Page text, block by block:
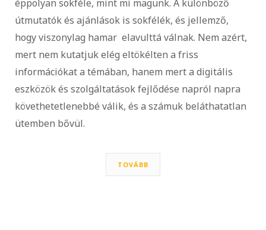
éppolyan sokféle, mint mi magunk. A különböző
útmutatók és ajánlások is sokfélék, és jellemző,
hogy viszonylag hamar elavulttá válnak. Nem azért,
mert nem kutatjuk elég eltökélten a friss
információkat a témában, hanem mert a digitális
eszközök és szolgáltatások fejlődése napról napra
követhetetlenebbé válik, és a számuk beláthatatlan
ütemben bővül.
TOVÁBB